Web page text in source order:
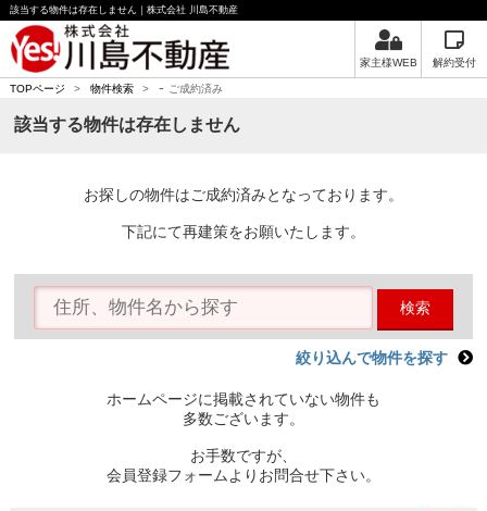
該当する物件は存在しません｜株式会社 川島不動産
家主様WEB 解約受付
TOPページ > 物件検索 > - ご成約済み
該当する物件は存在しません
お探しの物件はご成約済みとなっております。
下記にて再建策をお願いたします。
検索
絞り込んで物件を探す
ホームページに掲載されていない物件も
多数ございます。
お手数ですが、
会員登録フォームよりお問合せ下さい。